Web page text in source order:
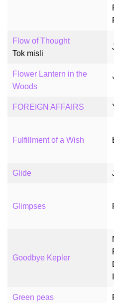
Flow of Thought
Tok misli
Flower Lantern in the
Woods
FOREIGN AFFAIRS
Fulfillment of a Wish
Glide
Glimpses
Goodbye Kepler
Green peas